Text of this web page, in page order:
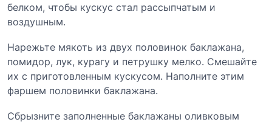
белком, чтобы кускус стал рассыпчатым и
воздушным.
Нарежьте мякоть из двух половинок баклажана,
помидор, лук, курагу и петрушку мелко. Смешайте
их с приготовленным кускусом. Наполните этим
фаршем половинки баклажана.
Сбрызните заполненные баклажаны оливковым